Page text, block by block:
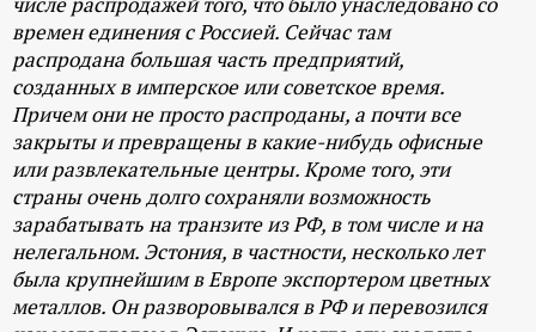
времен единения с Россией. Сейчас там
распродана большая часть предприятий,
созданных в имперское или советское время.
Причем они не просто распроданы, а почти все
закрыты и превращены в какие-нибудь офисные
или развлекательные центры. Кроме того, эти
страны очень долго сохраняли возможность
зарабатывать на транзите из РФ, в том числе и на
нелегальном. Эстония, в частности, несколько лет
была крупнейшим в Европе экспортером цветных
металлов. Он разворовывался в РФ и перевозился